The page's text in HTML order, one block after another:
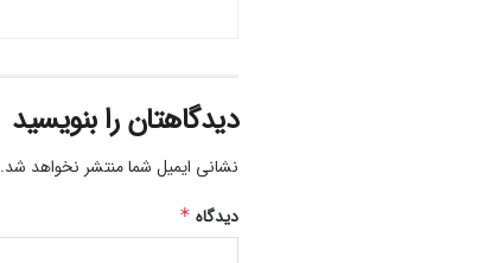
دیدگاهتان را بنویسید
نشانی ایمیل شما منتشر نخواهد شد.
دیدگاه *